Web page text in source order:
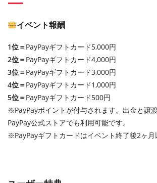
イベント報酬
1位＝PayPayギフトカード5,000円
2位＝PayPayギフトカード4,000円
3位＝PayPayギフトカード3,000円
4位＝PayPayギフトカード1,000円
5位＝PayPayギフトカード500円
※PayPayポイントが付与されます。出金と譲渡
PayPay公式ストアでも利用可能です。
※PayPayギフトカードはイベント終了後2ヶ月